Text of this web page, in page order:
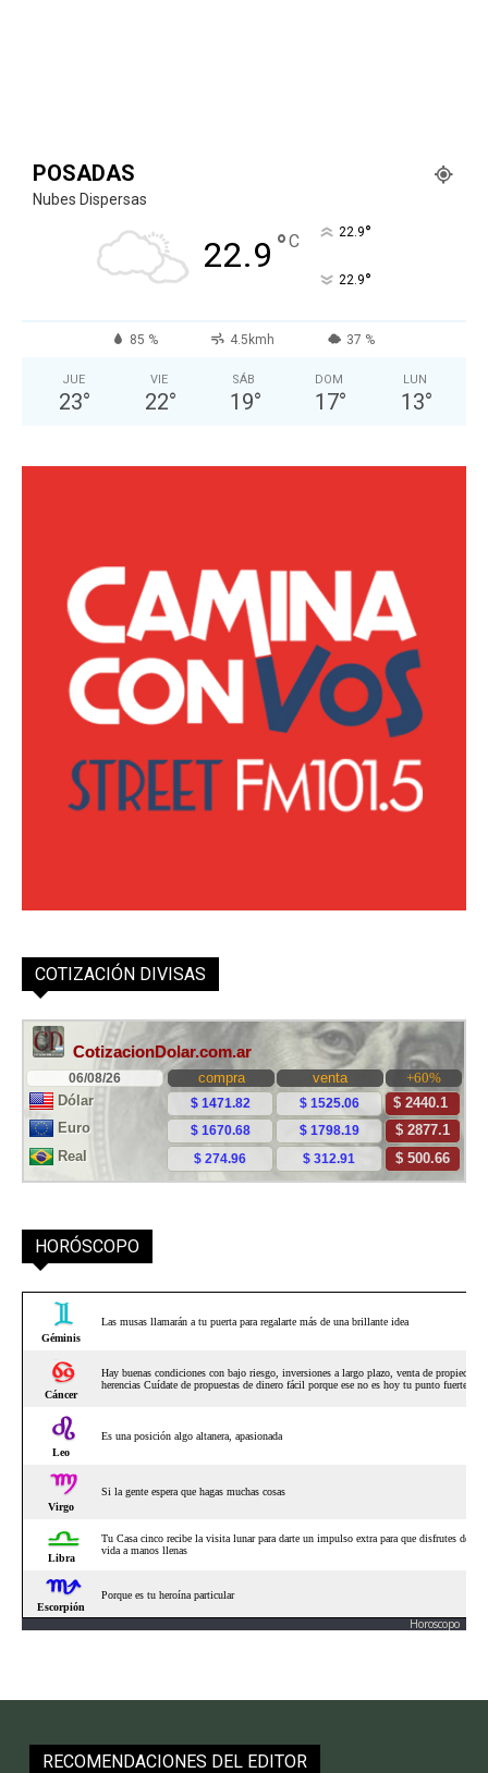
POSADAS
Nubes Dispersas
22.9 °C 22.9°
22.9°
85 % 4.5kmh 37 %
JUE
23°
VIE
22°
SÁB
19°
DOM
17°
LUN
13°
COTIZACIÓN DIVISAS
HORÓSCOPO
Horoscopo
RECOMENDACIONES DEL EDITOR